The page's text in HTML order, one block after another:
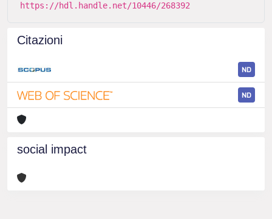
https://hdl.handle.net/10446/268392
Citazioni
ND
ND
social impact